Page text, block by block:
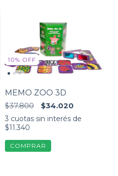
10% OFF
MEMO ZOO 3D
$37.800
$34.020
3 cuotas sin interés de
$11.340